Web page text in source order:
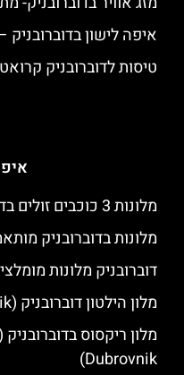
איפה לישון
טיסות לדוברובניק
מלונות 3 כוכבים זולים בדוברובניק
מלונות בדוברובניק
דוברובניק מלונות
מלון הילטון דוברובניק (Hilton Imperial Dubrovnik)
Dubrovnik)